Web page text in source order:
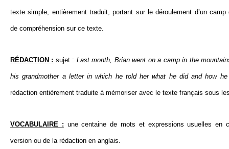
texte simple, entièrement traduit, portant sur le déroulement d’un camp
de compréhension sur ce texte.
RÉDACTION : sujet : Last month, Brian went on a camp in the
his grandmother a letter in which he told her what he did and how
rédaction entièrement traduite à mémoriser avec le texte français sous
VOCABULAIRE : une centaine de mots et expressions usuelles en
version ou de la rédaction en anglais.